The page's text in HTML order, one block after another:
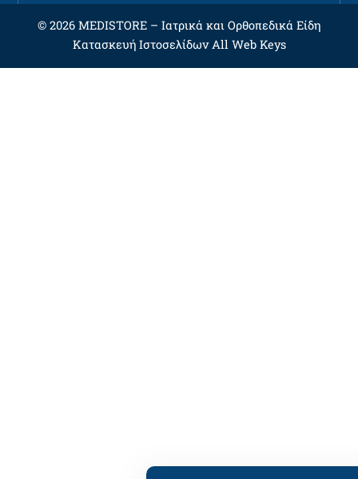
© 2026 MEDISTORE – Ιατρικά και Ορθοπεδικά Είδη
Κατασκευή ΙστοσελίδωνAll Web Keys